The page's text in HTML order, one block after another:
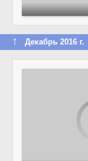
↑ Декабрь 2016 г.